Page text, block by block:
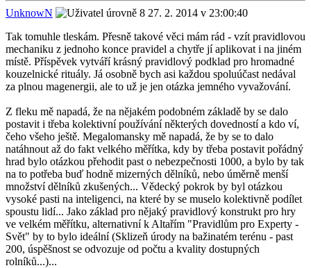
UnknowN
27. 2. 2014 v 23:00:40
Tak tomuhle tleskám. Přesně takové věci mám rád - vzít pravidlovou
mechaniku z jednoho konce pravidel a chytře jí aplikovat i na jiném
místě. Příspěvek vytváří krásný pravidlový podklad pro hromadné
kouzelnické rituály. Já osobně bych asi každou spoluúčast nedával
za plnou magenergii, ale to už je jen otázka jemného vyvažování.
Z fleku mě napadá, že na nějakém podobném základě by se dalo
postavit i třeba kolektivní používání některých dovedností a kdo ví,
čeho všeho ještě. Megalomansky mě napadá, že by se to dalo
natáhnout až do fakt velkého měřítka, kdy by třeba postavit pořádný
hrad bylo otázkou přehodit past o nebezpečnosti 1000, a bylo by tak
na to potřeba buď hodně mizerných dělníků, nebo úměrně menší
množství dělníků zkušených... Vědecký pokrok by byl otázkou
vysoké pasti na inteligenci, na které by se muselo kolektivně podílet
spoustu lidí... Jako základ pro nějaký pravidlový konstrukt pro hry
ve velkém měřítku, alternativní k Altařím "Pravidlům pro Experty -
Svět" by to bylo ideální (Sklizeň úrody na bažinatém terénu - past
200, úspěšnost se odvozuje od počtu a kvality dostupných
rolníků...)...